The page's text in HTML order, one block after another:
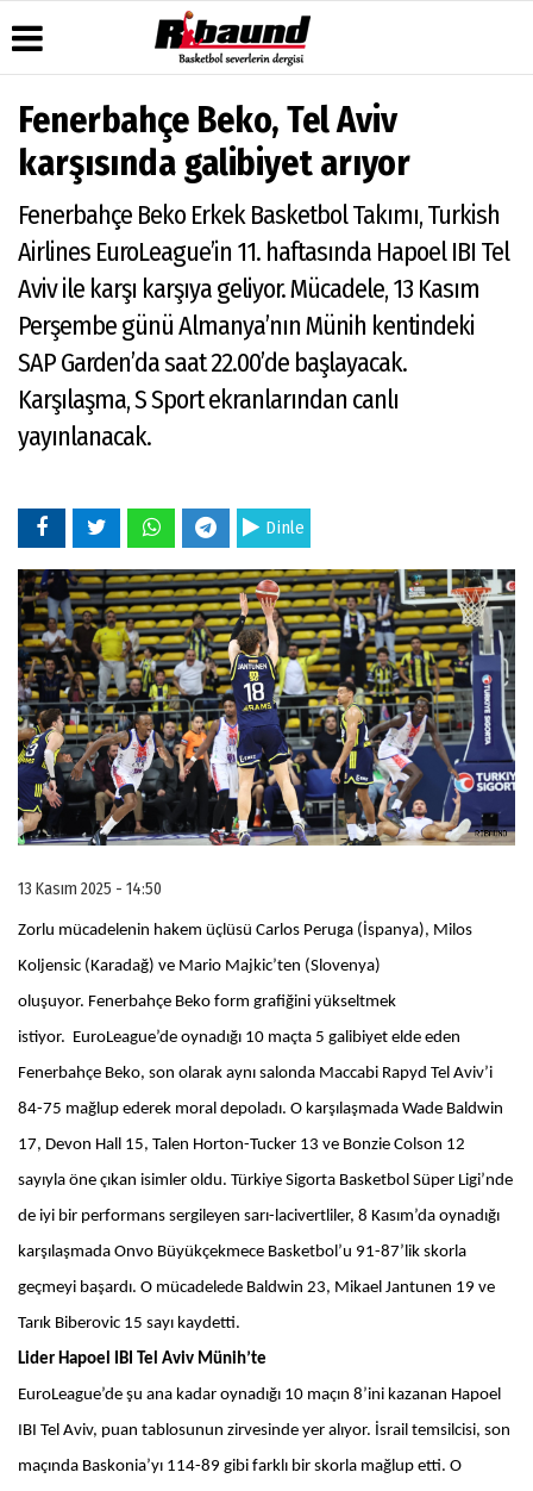
Haber
Arşivi
Gazete
Arşivi
Durumu
Gazete
Manşetleri
Anketler
Biyografiler
Yazarları
Video
Galeri
Foto
Galeri
Çerez
Politikası
Gizlilik
İlkeleri
Fenerbahçe Beko, Tel Aviv
karşısında galibiyet arıyor
Fenerbahçe Beko Erkek Basketbol Takımı, Turkish
Airlines EuroLeague’in 11. haftasında Hapoel IBI Tel
Aviv ile karşı karşıya geliyor. Mücadele, 13 Kasım
Perşembe günü Almanya’nın Münih kentindeki
SAP Garden’da saat 22.00’de başlayacak.
Karşılaşma, S Sport ekranlarından canlı
yayınlanacak.
Dinle
13 Kasım 2025 - 14:50
Zorlu mücadelenin hakem üçlüsü Carlos Peruga (İspanya), Milos
Koljensic (Karadağ) ve Mario Majkic’ten (Slovenya)
oluşuyor. Fenerbahçe Beko form grafiğini yükseltmek
istiyor. EuroLeague’de oynadığı 10 maçta 5 galibiyet elde eden
Fenerbahçe Beko, son olarak aynı salonda Maccabi Rapyd Tel Aviv’i
84-75 mağlup ederek moral depoladı. O karşılaşmada Wade Baldwin
17, Devon Hall 15, Talen Horton-Tucker 13 ve Bonzie Colson 12
sayıyla öne çıkan isimler oldu. Türkiye Sigorta Basketbol Süper Ligi’nde
de iyi bir performans sergileyen sarı-lacivertliler, 8 Kasım’da oynadığı
karşılaşmada Onvo Büyükçekmece Basketbol’u 91-87’lik skorla
geçmeyi başardı. O mücadelede Baldwin 23, Mikael Jantunen 19 ve
Tarık Biberovic 15 sayı kaydetti.
Lider Hapoel IBI Tel Aviv Münih’te
EuroLeague’de şu ana kadar oynadığı 10 maçın 8’ini kazanan Hapoel
IBI Tel Aviv, puan tablosunun zirvesinde yer alıyor. İsrail temsilcisi, son
maçında Baskonia’yı 114-89 gibi farklı bir skorla mağlup etti. O